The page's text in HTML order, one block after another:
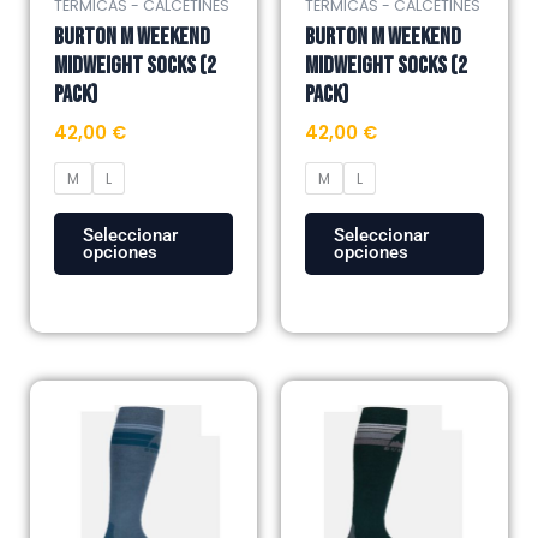
TERMICAS - CALCETINES
BURTON M WEEKEND
MIDWEIGHT SOCKS (2
Pack)
42,00 €
M L
Seleccionar
opciones
pueden
elegir
en
la
página
de
producto
TERMICAS - CALCETINES
BURTON M WEEKEND
MIDWEIGHT SOCKS (2
Pack)
42,00 €
M L
Seleccionar
opciones
pueden
elegir
en
la
página
de
producto
producto
variantes.
producto
variantes.